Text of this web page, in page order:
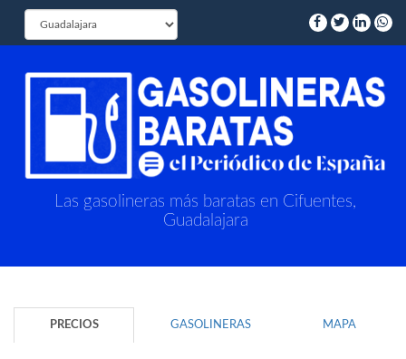
Las gasolineras más baratas en Cifuentes,
Guadalajara
PRECIOS GASOLINERAS MAPA